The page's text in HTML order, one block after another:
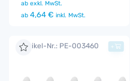
ab exkl. MwSt.
ab 4,64 € inkl. MwSt.
Artikel-Nr.: PE-003460 +